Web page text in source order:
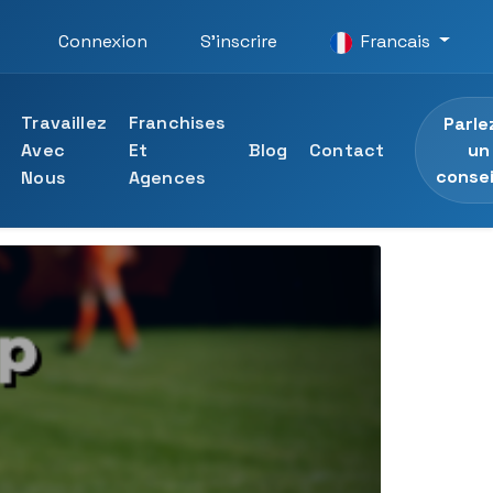
Connexion S'inscrire Francais
UTAMED
UTAMED
professionnelles
Travaillez
Avec
Nous
Franchises
Et
Agences
Blog Contact
un